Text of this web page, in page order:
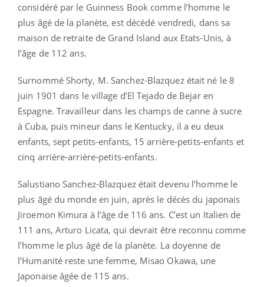
considéré par le Guinness Book comme l’homme le
plus âgé de la planète, est décédé vendredi, dans sa
maison de retraite de Grand Island aux Etats-Unis, à
l’âge de 112 ans.
Surnommé Shorty, M. Sanchez-Blazquez était né le 8
juin 1901 dans le village d’El Tejado de Bejar en
Espagne. Travailleur dans les champs de canne à sucre
à Cuba, puis mineur dans le Kentucky, il a eu deux
enfants, sept petits-enfants, 15 arrière-petits-enfants et
cinq arrière-arrière-petits-enfants.
Salustiano Sanchez-Blazquez était devenu l’homme le
plus âgé du monde en juin, après le décès du japonais
Jiroemon Kimura à l’âge de 116 ans. C’est un Italien de
111 ans, Arturo Licata, qui devrait être reconnu comme
l’homme le plus âgé de la planète. La doyenne de
l’Humanité reste une femme, Misao Okawa, une
Japonaise âgée de 115 ans.